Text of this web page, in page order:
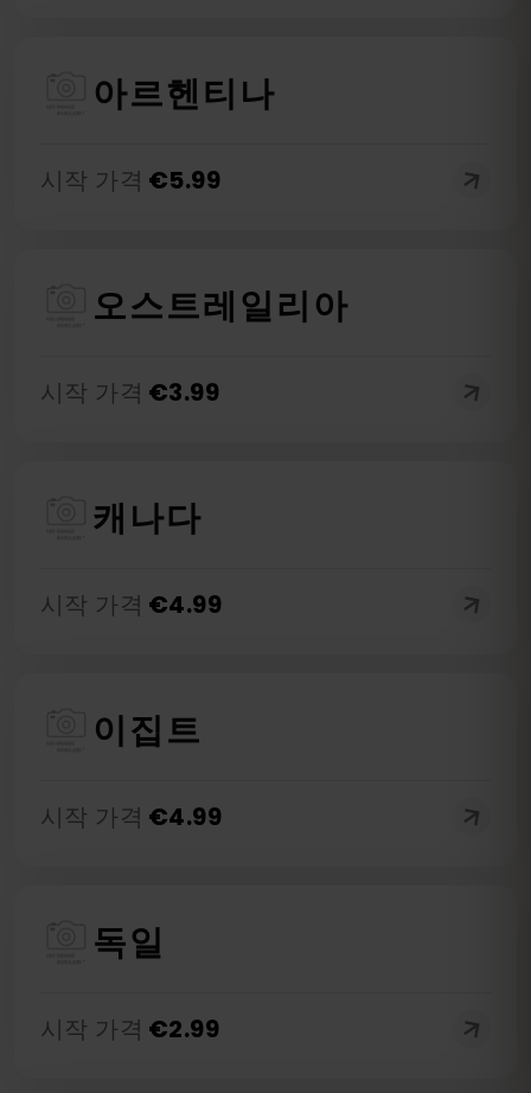
아르헨티나
시작 가격 €5.99
오스트레일리아
시작 가격 €3.99
캐나다
시작 가격 €4.99
이집트
시작 가격 €4.99
독일
시작 가격 €2.99